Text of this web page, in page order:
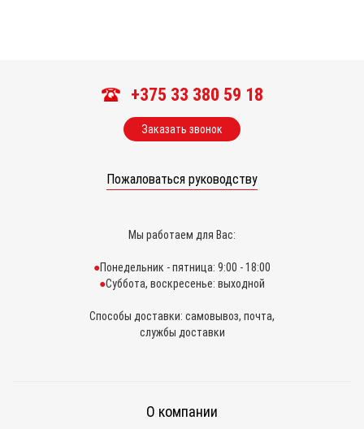
+375 33 380 59 18
Заказать звонок
Пожаловаться руководству
Мы работаем для Вас:
Понедельник - пятница: 9:00 - 18:00
Суббота, воскресенье: выходной
Способы доставки: самовывоз, почта,
службы доставки
О компании